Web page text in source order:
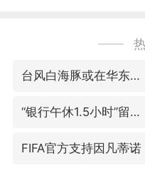
台风白海豚或在华东沿海登陆
“银行午休1.5小时”留个窗口行不行
FIFA官方支持因凡蒂诺